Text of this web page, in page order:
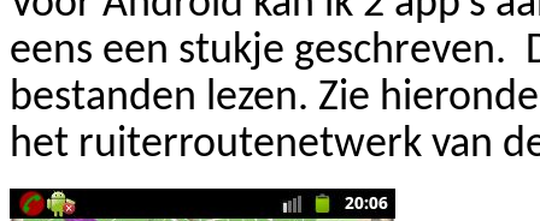
eens een stukje geschreven.
bestanden lezen. Zie
het ruiterroutenetwerk van